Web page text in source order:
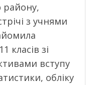
району,
з учнями
класів зі
вступу
обліку